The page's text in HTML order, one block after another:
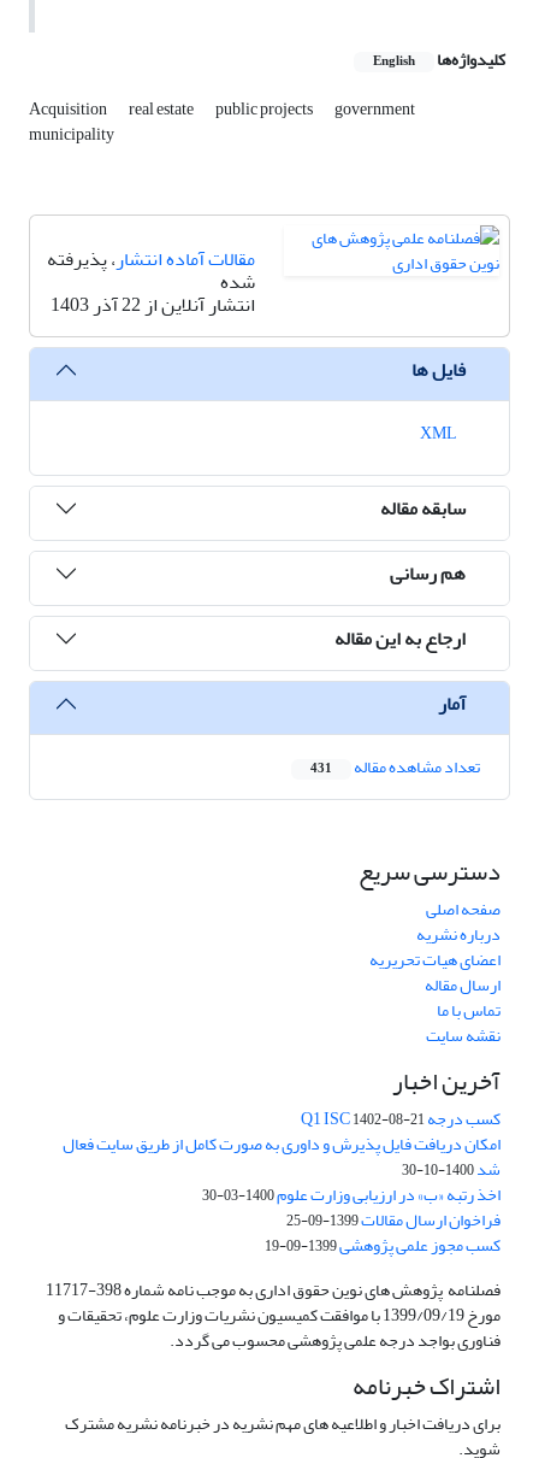
کلیدواژه‌ها English
Acquisition real estate public projects government
municipality
مقالات آماده انتشار، پذیرفته
شده
انتشار آنلاین از 22 آذر 1403
فایل ها
سابقه مقاله
هم رسانی
ارجاع به این مقاله
آمار
تعداد مشاهده مقاله 431
دسترسی سریع
صفحه اصلی
درباره نشریه
اعضای هیات تحریریه
ارسال مقاله
تماس با ما
نقشه سایت
آخرین اخبار
کسب درجه Q1 ISC1402-08-21
امکان دریافت فایل پذیرش و داوری به صورت کامل از طریق سایت فعال
شد1400-10-30
اخذ رتبه «ب» در ارزیابی وزارت علوم1400-03-30
فراخوان ارسال مقالات1399-09-25
کسب مجوز علمی پژوهشی1399-09-19
فصلنامه پژوهش های نوین حقوق اداری به موجب نامه شماره 398-11717
مورخ 1399/09/19 با موافقت کمیسیون نشریات وزارت علوم، تحقیقات و
فناوری بواجد درجه علمی پژوهشی محسوب می گردد.
اشتراک خبرنامه
برای دریافت اخبار و اطلاعیه های مهم نشریه در خبرنامه نشریه مشترک
شوید.